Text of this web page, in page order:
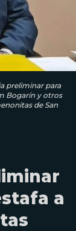
preliminar para
Bogarín y otros
de San
a